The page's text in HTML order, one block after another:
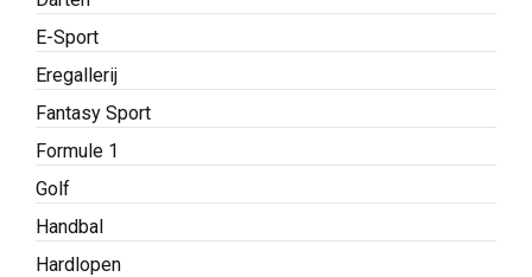
E-Sport
Eregallerij
Fantasy Sport
Formule 1
Golf
Handbal
Hardlopen